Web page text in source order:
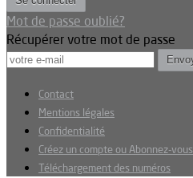
Mot de passe oublié?
Récupérer votre mot de passe
Contact
Mentions légales
Confidentialité
Créez un compte ou Abonnez-vous
Téléchargement des numéros